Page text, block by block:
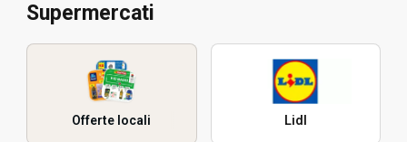
Supermercati
Offerte locali Lidl